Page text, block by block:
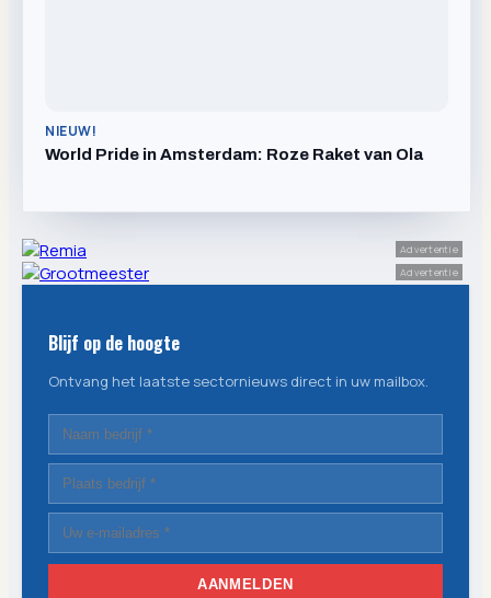
NIEUW!
World Pride in Amsterdam: Roze Raket van Ola
Advertentie
Advertentie
Blijf op de hoogte
Ontvang het laatste sectornieuws direct in uw mailbox.
AANMELDEN